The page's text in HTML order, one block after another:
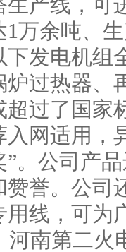
生产线，可
1万余吨、
下发电机组
炉过热器、
超过了国家
入网适用，
”。公司产
赞誉。公司
用线，可为
南第二火